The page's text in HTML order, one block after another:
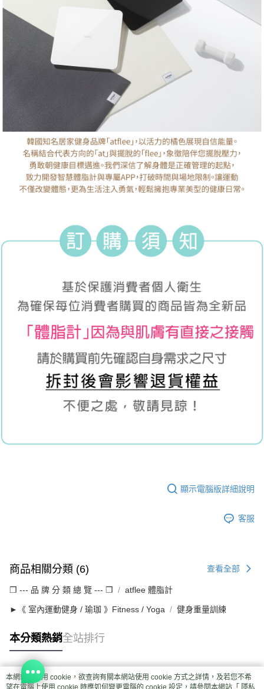
顯示電腦版詳細說明
客服
商品相關分類 (6) 查看全部
❒ --- 品 牌 分 類 總 覽 --- ❒ atflee 體脂計
►《 室內運動健身 / 瑜珈 》Fitness / Yoga 健身重量訓練
本分類熱銷全站排行
熱門標籤
本網站中使用 cookie，欲查詢有關本網站使用 cookie 方式之詳情，及若您不希
望在電腦上使用 cookie 時應如何變更電腦的 cookie 設定，請參閱本網站「 隱私